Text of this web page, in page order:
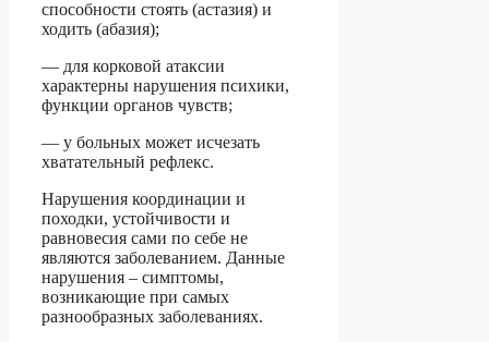
способности стоять (астазия) и
ходить (абазия);
— для корковой атаксии
характерны нарушения психики,
функции органов чувств;
— у больных может исчезать
хватательный рефлекс.
Нарушения координации и
походки, устойчивости и
равновесия сами по себе не
являются заболеванием. Данные
нарушения – симптомы,
возникающие при самых
разнообразных заболеваниях.